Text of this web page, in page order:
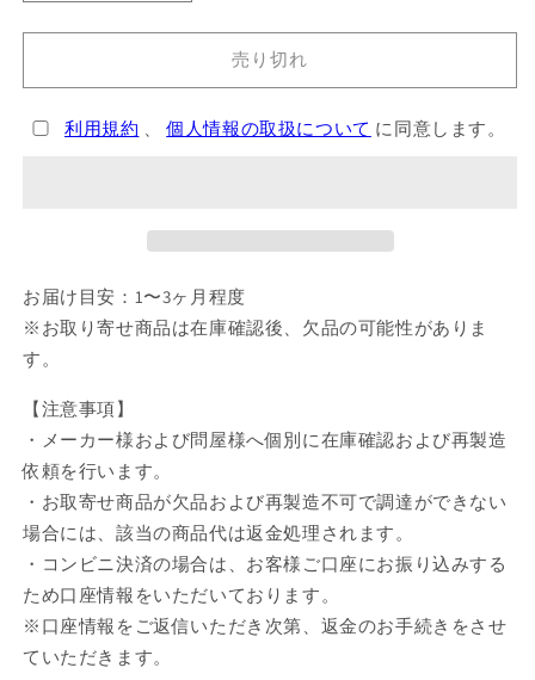
ェ
ス
ク
ス
01
幕
澤
桜
【お
取
り
寄
ェ
ス
ク
01
澤
桜
花
【お
取
り
売り切れ
利用規約 、個人情報の取扱について に同意します。
お届け目安：1〜3ヶ月程度
※お取り寄せ商品は在庫確認後、欠品の可能性がありま
す。
【注意事項】
・メーカー様および問屋様へ個別に在庫確認および再製造
依頼を行います。
・お取寄せ商品が欠品および再製造不可で調達ができない
場合には、該当の商品代は返金処理されます。
・コンビニ決済の場合は、お客様ご口座にお振り込みする
ため口座情報をいただいております。
※口座情報をご返信いただき次第、返金のお手続きをさせ
ていただきます。